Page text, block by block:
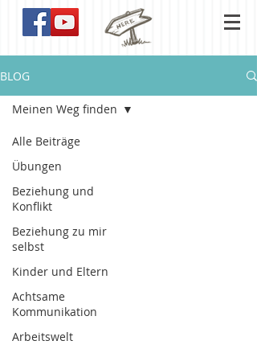
BLOG
Alle Beiträge
Übungen
Beziehung und
Konflikt
Beziehung zu mir
selbst
Kinder und Eltern
Achtsame
Kommunikation
Arbeitswelt
Meinen Weg finden